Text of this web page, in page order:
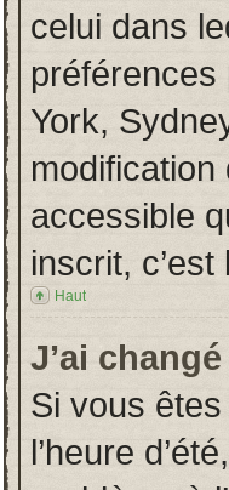
celui dans
York,
modification
accessible
inscrit,
Haut
J’ai
Si vous
l’heure